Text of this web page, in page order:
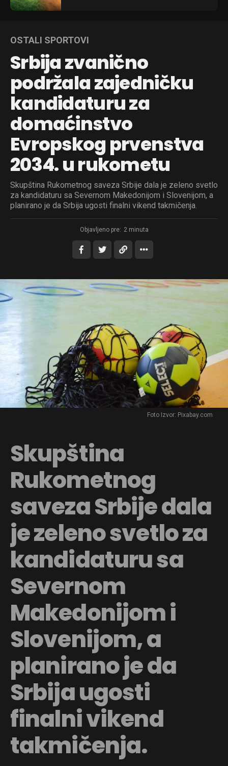
OSTALI SPORTOVI
Srbija zvanično
podržala zajedničku
kandidaturu za
domaćinstvo
Evropskog prvenstva
2034. u rukometu
Skupština Rukometnog saveza Srbije dala je zeleno svetlo
za kandidaturu sa Severnom Makedonijom i Slovenijom, a
planirano je da Srbija ugosti finalni vikend takmičenja.
Objavljeno pre: 2 minuta
Foto Izvor: Pixabay.com
Skupština
Rukometnog
saveza Srbije dala
je zeleno svetlo za
kandidaturu sa
Severnom
Makedonijom i
Slovenijom, a
planirano je da
Srbija ugosti
finalni vikend
takmičenja.